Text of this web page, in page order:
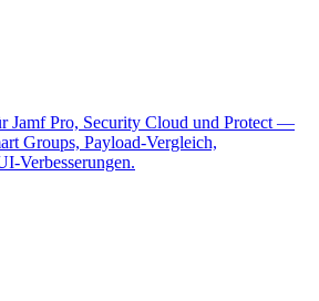
Jamf Pro, Security Cloud und Protect —
Groups, Payload-Vergleich,
Verbesserungen.